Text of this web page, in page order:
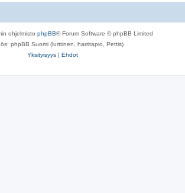
ohjelmisto phpBB® Forum Software © phpBB Limited
phpBB Suomi (lurttinen, harritapio, Pettis)
Yksityisyys | Ehdot